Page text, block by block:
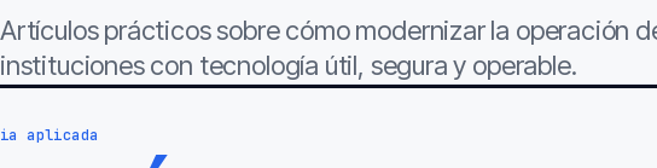
Artículos prácticos sobre cómo modernizar la operación
instituciones con tecnología útil, segura y operable.
ia aplicada